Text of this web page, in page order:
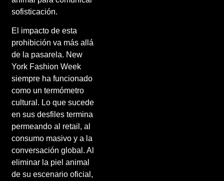
sofisticación.
El impacto de esta
prohibición va más allá
de la pasarela. New
York Fashion Week
siempre ha funcionado
como un termómetro
cultural. Lo que sucede
en sus desfiles termina
permeando al retail, al
consumo masivo y a la
conversación global. Al
eliminar la piel animal
de su escenario oficial,